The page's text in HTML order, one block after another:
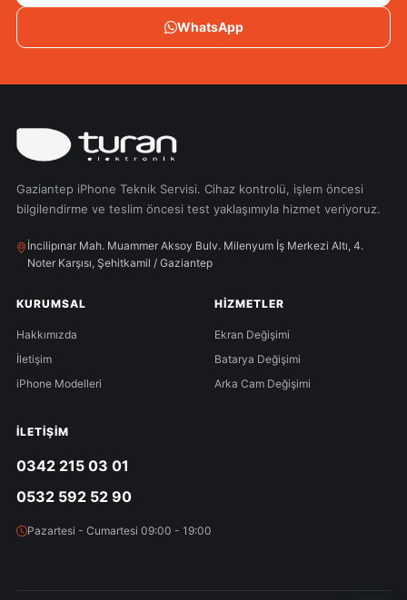
WhatsApp
Gaziantep iPhone Teknik Servisi. Cihaz kontrolü, işlem öncesi
bilgilendirme ve teslim öncesi test yaklaşımıyla hizmet veriyoruz.
İncilipınar Mah. Muammer Aksoy Bulv. Milenyum İş Merkezi Altı, 4.
Noter Karşısı, Şehitkamil / Gaziantep
KURUMSAL
Hakkımızda
İletişim
iPhone Modelleri
HIZMETLER
Ekran Değişimi
Batarya Değişimi
Arka Cam Değişimi
İLETIŞIM
0342 215 03 01
0532 592 52 90
Pazartesi - Cumartesi 09:00 - 19:00